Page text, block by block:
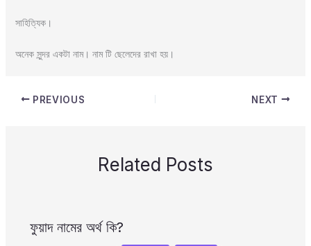
সাহিত্যিক।
অনেক সুন্দর একটা নাম। নাম টি ছেলেদের রাখা হয়।
PREVIOUS NEXT
Related Posts
ফুয়াদ নামের অর্থ কি?